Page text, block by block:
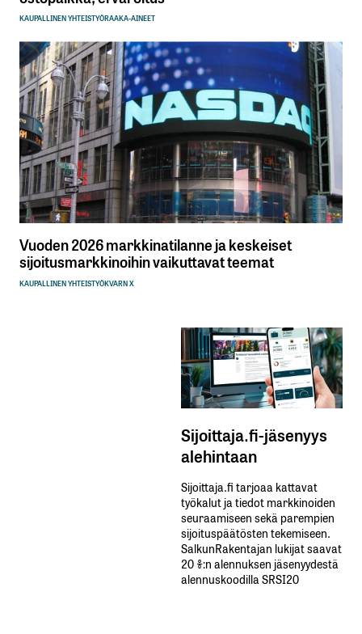
KAUPALLINEN YHTEISTYÖRAAKA-AINEET
Vuoden 2026 markkinatilanne ja keskeiset
sijoitusmarkkinoihin vaikuttavat teemat
KAUPALLINEN YHTEISTYÖKVARN X
Sijoittaja.fi-jäsenyys
alehintaan
Sijoittaja.fi tarjoaa kattavat
työkalut ja tiedot markkinoiden
seuraamiseen sekä parempien
sijoituspäätösten tekemiseen.
SalkunRakentajan lukijat saavat
20 %:n alennuksen jäsenyydestä
alennuskoodilla SRSI20